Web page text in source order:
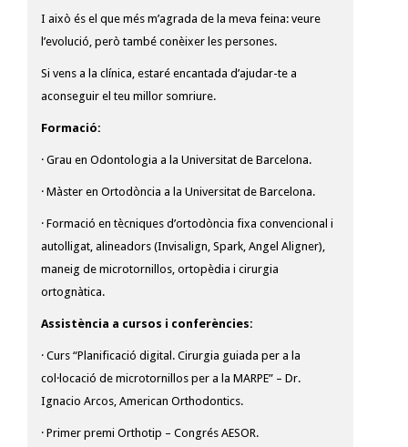
I això és el que més m’agrada de la meva feina: veure
l’evolució, però també conèixer les persones.
Si vens a la clínica, estaré encantada d’ajudar-te a
aconseguir el teu millor somriure.
Formació:
· Grau en Odontologia a la Universitat de Barcelona.
· Màster en Ortodòncia a la Universitat de Barcelona.
· Formació en tècniques d’ortodòncia fixa convencional i
autolligat, alineadors (Invisalign, Spark, Angel Aligner),
maneig de microtornillos, ortopèdia i cirurgia
ortognàtica.
Assistència a cursos i conferències:
· Curs “Planificació digital. Cirurgia guiada per a la
col·locació de microtornillos per a la MARPE” – Dr.
Ignacio Arcos, American Orthodontics.
· Primer premi Orthotip – Congrés AESOR.